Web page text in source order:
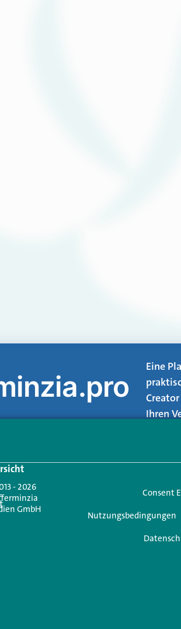
Eine
Ihren
einen Kommentar
nicht veröffentlicht.
- 2026
GmbH
Consent
Nutzungsbedingungen